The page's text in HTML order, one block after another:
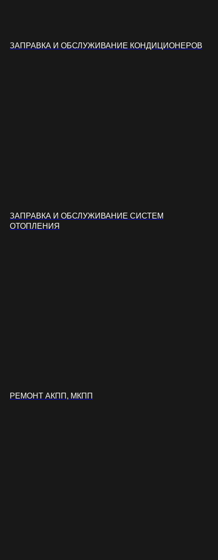
ЗАПРАВКА И ОБСЛУЖИВАНИЕ КОНДИЦИОНЕРОВ
ЗАПРАВКА И ОБСЛУЖИВАНИЕ СИСТЕМ
ОТОПЛЕНИЯ
РЕМОНТ АКПП, МКПП